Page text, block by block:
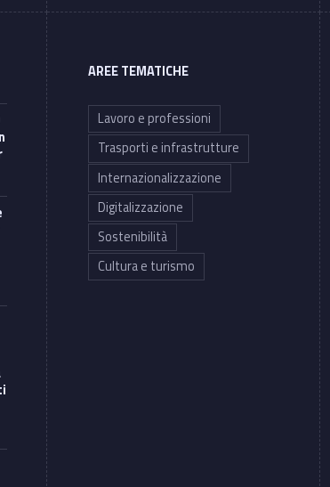
AREE TEMATICHE
Lavoro e professioni
Trasporti e infrastrutture
Internazionalizzazione
Digitalizzazione
Sostenibilità
Cultura e turismo